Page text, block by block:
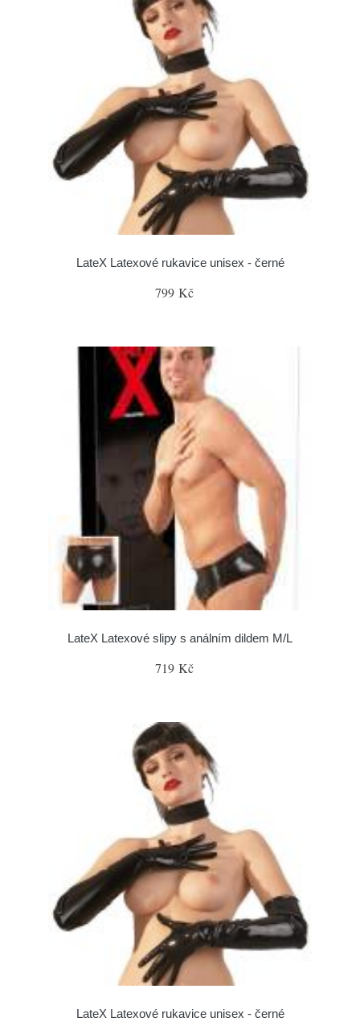
LateX Latexové rukavice unisex - černé
799 Kč
LateX Latexové slipy s análním dildem M/L
719 Kč
LateX Latexové rukavice unisex - černé